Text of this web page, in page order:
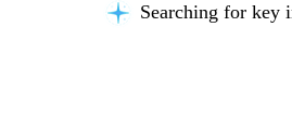
Searching for key